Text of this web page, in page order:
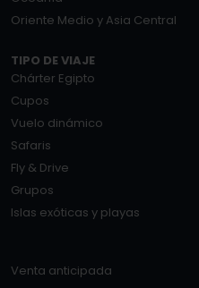
Oriente Medio y Asia Central
TIPO DE VIAJE
Chárter Egipto
Cupos
Vuelo dinámico
Safaris
Fly & Drive
Grupos
Islas exóticas y playas
Venta anticipada